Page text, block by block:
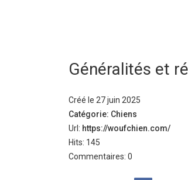
Généralités et
Créé le 27 juin 2025
Catégorie: Chiens
Url: https://woufchien.com/
Hits: 145
Commentaires: 0